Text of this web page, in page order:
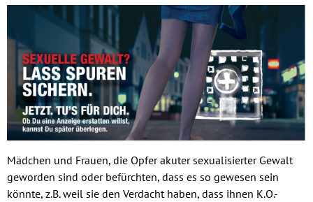
Mädchen und Frauen, die Opfer akuter sexualisierter Gewalt
geworden sind oder befürchten, dass es so gewesen sein
könnte, z.B. weil sie den Verdacht haben, dass ihnen K.O.-